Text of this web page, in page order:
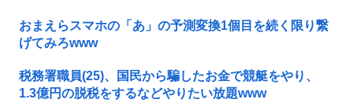
おまえらスマホの「あ」の予測変換1個目を続く限り繋
げてみろwww
税務署職員(25)、国民から騙したお金で競艇をやり、
1.3億円の脱税をするなどやりたい放題www